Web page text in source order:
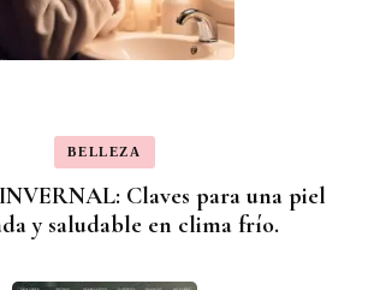
BELLEZA
Claves para una piel
y saludable en clima frío.